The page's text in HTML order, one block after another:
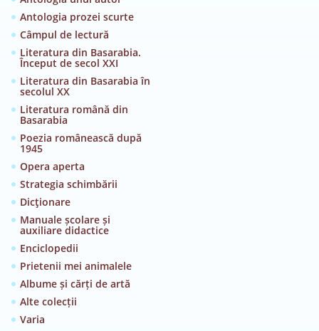
Antologia prozei scurte
Câmpul de lectură
Literatura din Basarabia.
Început de secol XXI
Literatura din Basarabia în
secolul XX
Literatura română din
Basarabia
Poezia românească după
1945
Opera aperta
Strategia schimbării
Dicţionare
Manuale școlare și
auxiliare didactice
Enciclopedii
Prietenii mei animalele
Albume și cărți de artă
Alte colecții
Varia